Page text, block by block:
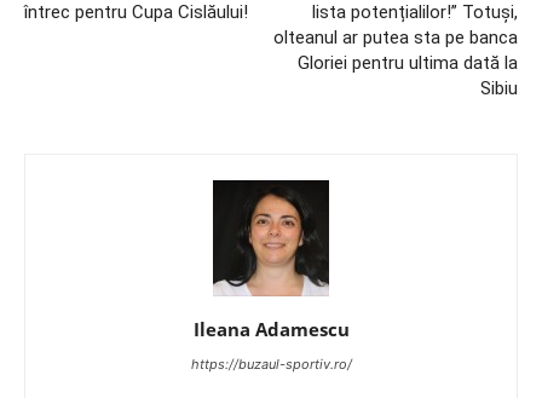
întrec pentru Cupa Cislăului!
lista potențialilor!” Totuși,
olteanul ar putea sta pe banca
Gloriei pentru ultima dată la
Sibiu
Ileana Adamescu
https://buzaul-sportiv.ro/